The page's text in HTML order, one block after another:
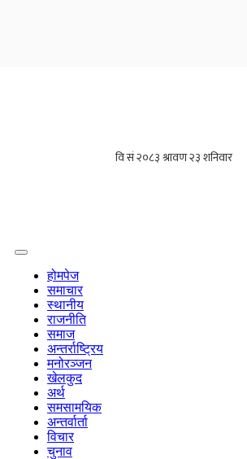
होमपेज
समाचार
स्थानीय
राजनीति
समाज
अन्तर्राष्ट्रिय
मनोरञ्जन
खेलकुद
अर्थ
समसामयिक
अन्तर्वार्ता
विचार
चुनाव